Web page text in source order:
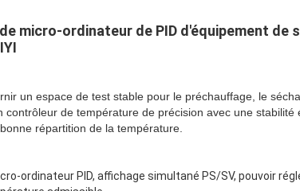
micro-ordinateur de PID d'équipement de
un espace de test stable pour le préchauffage, le
contrôleur de température de précision avec une
répartition de la température.
ordinateur PID, affichage simultané PS/SV, pouvoir